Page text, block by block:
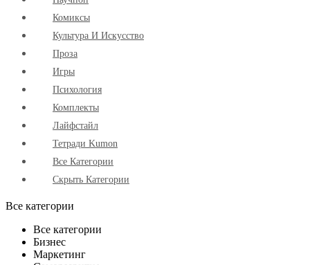
Комиксы
Культура И Искусство
Проза
Игры
Психология
Комплекты
Лайфстайл
Тетради Kumon
Все Категории
Скрыть Категории
Все категории
Все категории
Бизнес
Маркетинг